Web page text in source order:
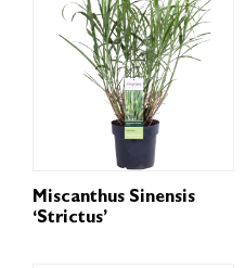
Miscanthus Sinensis
‘Strictus’